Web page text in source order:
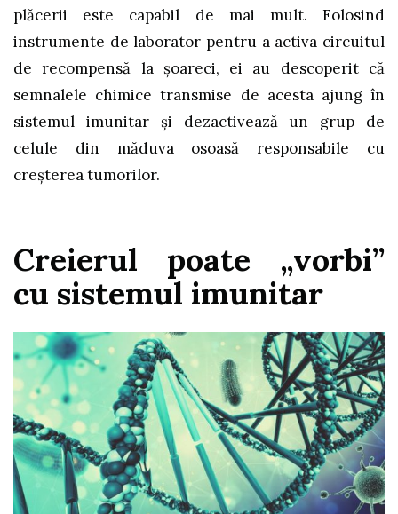
plăcerii este capabil de mai mult. Folosind
instrumente de laborator pentru a activa circuitul
de recompensă la șoareci, ei au descoperit că
semnalele chimice transmise de acesta ajung în
sistemul imunitar și dezactivează un grup de
celule din măduva osoasă responsabile cu
creșterea tumorilor.
Creierul poate „vorbi”
cu sistemul imunitar